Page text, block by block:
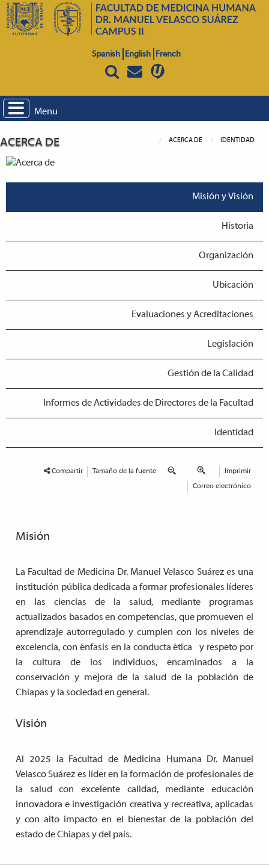
Spanish English French
Menu
ACERCA DE IDENTIDAD
ACERCA DE
Misión y Visión
Historia
Organización
Ubicación
Evaluaciones y Acreditaciones
Legislación
Gestión de la Calidad
Informes de Actividades de Directores de la Facultad
Identidad
Compartir Tamaño de la fuente Imprimir
Correo electrónico
Misión
La Facultad de Medicina Dr. Manuel Velasco Suárez es una
institución pública dedicada a formar profesionales líderes
en las ciencias de la salud, mediante programas
actualizados basados en competencias, que promueven el
aprendizaje autorregulado y cumplen con los niveles de
excelencia, con énfasis en la conducta ética y respeto por
la cultura de los individuos, encaminados a la
conservación y mejora de la salud de la población de
Chiapas y la sociedad en general.
Visión
Al 2025 la Facultad de Medicina Humana Dr. Manuel
Velasco Suárez es líder en la formación de profesionales de
la salud con excelente calidad, mediante educación
innovadora e investigación creativa y recreativa, aplicadas
y con alto impacto en el bienestar de la población del
estado de Chiapas y del país.